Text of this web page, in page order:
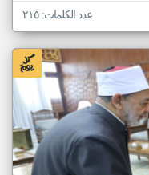
عدد الكلمات: ٢١٥